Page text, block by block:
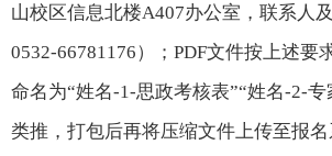
山校区信息北楼A407办公室，联系人
0532-66781176）； PDF文件按上述要
命名为“姓名-1-思政考核表”“姓名-2-专
类推，打包后再将压缩文件上传至报名